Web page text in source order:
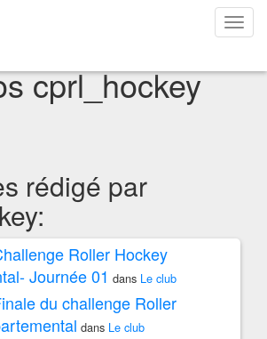
la
cprl_hockey
rédigé par
Roller Hockey
Journée 01 dans Le club
du challenge Roller
dans Le club